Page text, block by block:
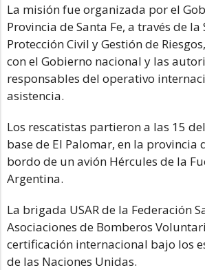
La misión fue organizada por el
Provincia de Santa Fe, a través de
Protección Civil y Gestión de
con el Gobierno nacional y las
responsables del operativo
asistencia.
Los rescatistas partieron a las 15
base de El Palomar, en la provincia
bordo de un avión Hércules de la
Argentina.
La brigada USAR de la Federación
Asociaciones de Bomberos
certificación internacional bajo los
de las Naciones Unidas.